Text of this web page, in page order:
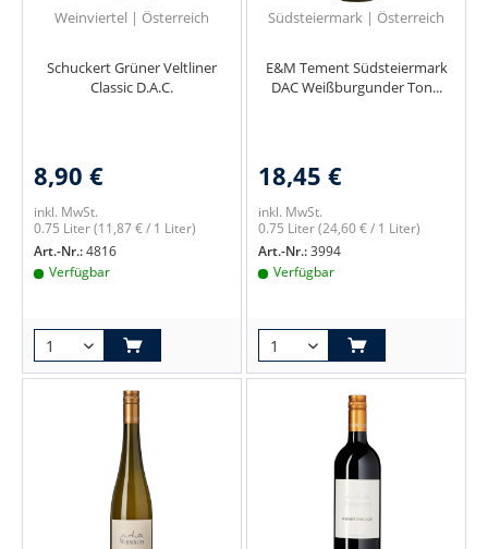
Weinviertel | Österreich
Schuckert Grüner Veltliner
Classic D.A.C.
8,90 €
inkl. MwSt.
0.75 Liter(11,87 € / 1 Liter)
Art.-Nr.:4816
Verfügbar
Südsteiermark | Österreich
E&M Tement Südsteiermark
DAC Weißburgunder Ton...
18,45 €
inkl. MwSt.
0.75 Liter(24,60 € / 1 Liter)
Art.-Nr.:3994
Verfügbar